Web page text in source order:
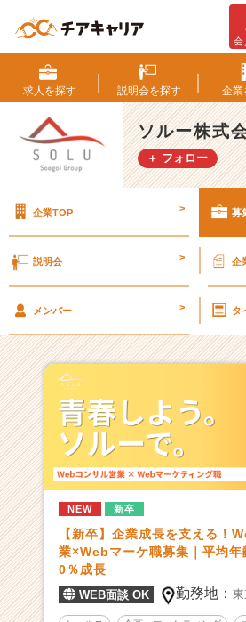
ル
ー
株
式
会
社
求
覧
1
成
長】
均
2
6
青
会
求人を探す 説明会を探す 企業
ソルー株式
＋ フォロー
企業TOP > 募
説明会 > 企
メンバー > タ
NEW 新卒
【新卒】企業成長を支える！
業×Webマーケ職募集｜平均
0％成長
WEB面談 OK 勤務地：